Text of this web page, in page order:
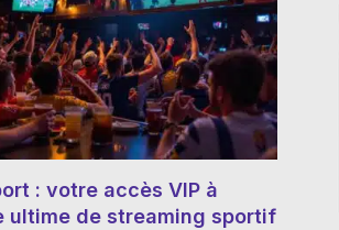
: votre accès VIP à
ultime de streaming sportif